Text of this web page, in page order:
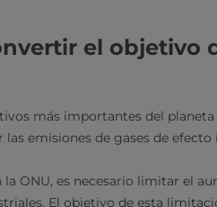
el objetivo
más importantes del
emisiones de gases de
la ONU, es necesario limitar el
El objetivo de esta